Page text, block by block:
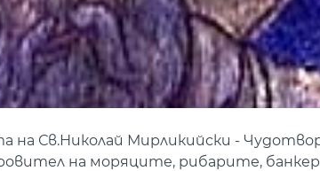
на Св.Николай Мирликийски -
на моряците, рибарите,